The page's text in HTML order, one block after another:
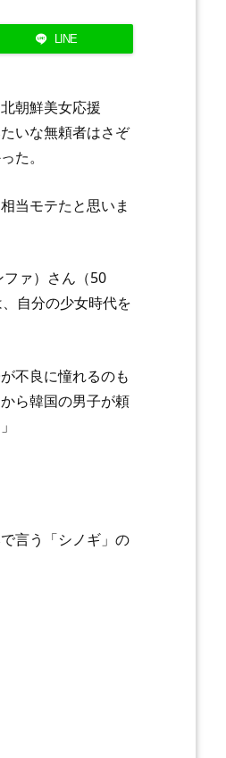
LINE
朝鮮美女応援
いな無頼者はさぞ
た。
当モテたと思いま
ァ）さん（50
自分の少女時代を
不良に憧れるのも
ら韓国の男子が頼
言う「シノギ」の